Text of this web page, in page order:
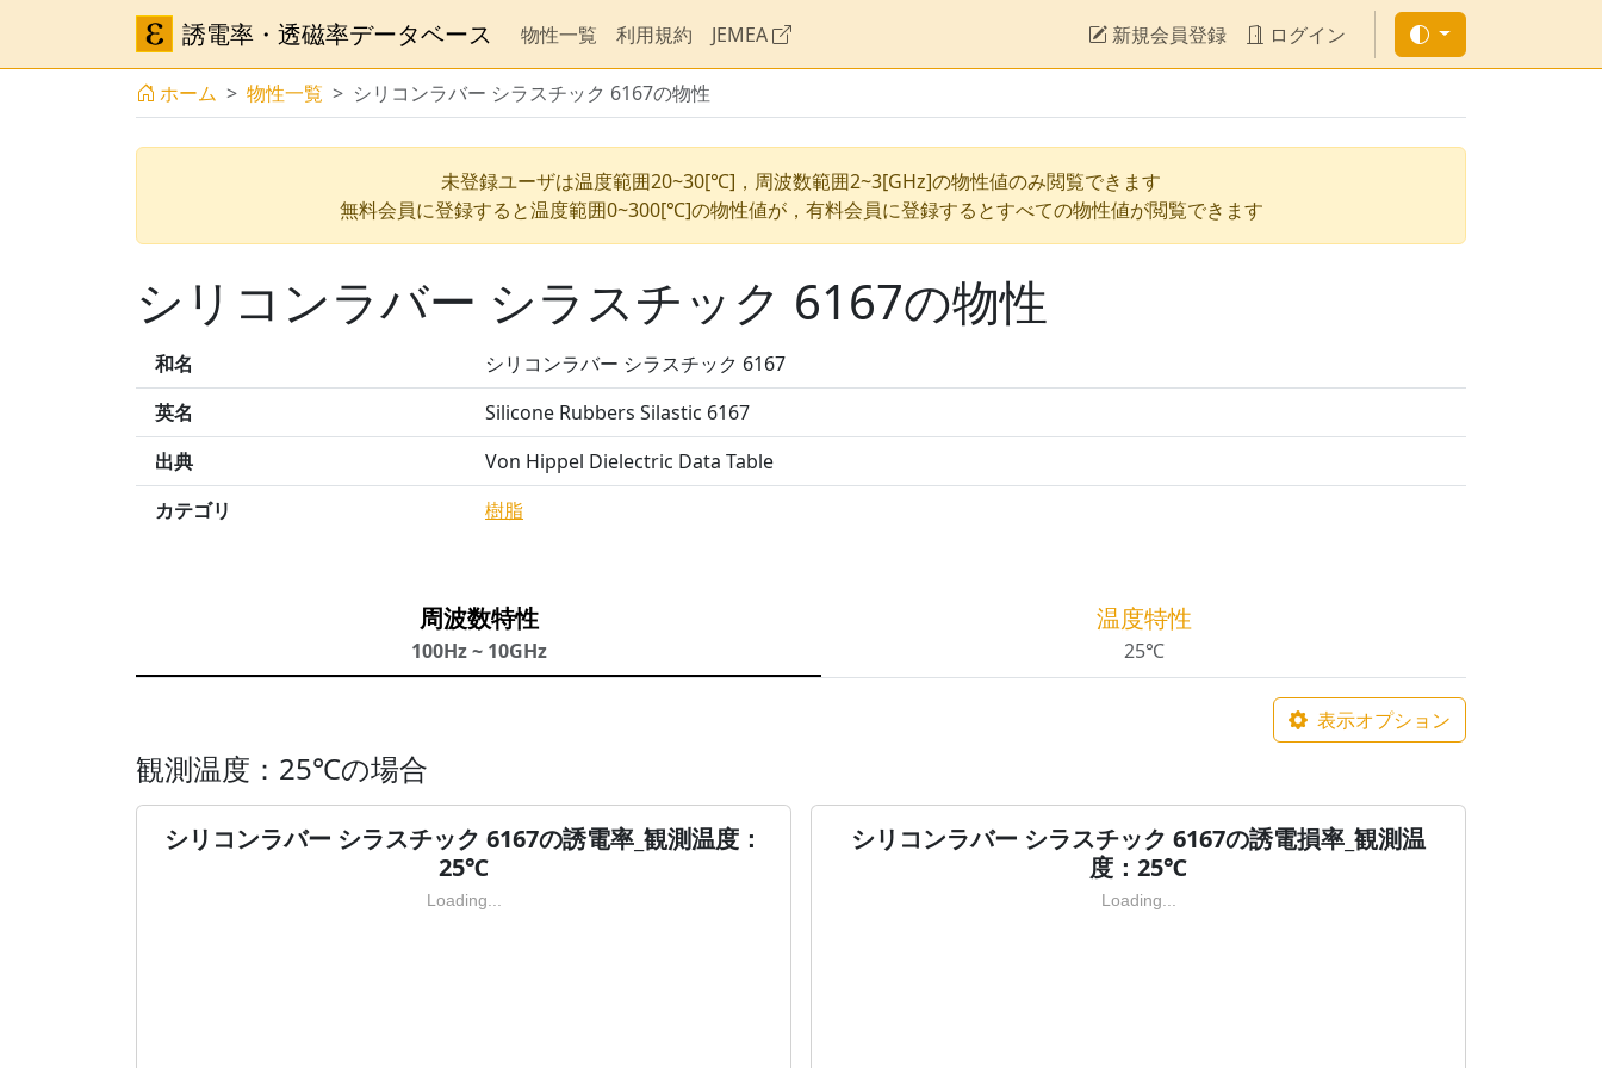
誘電率・透磁率データベース 物性一覧 利用規約 JEMEA 新規会員登録 ログイン
ホーム 物性一覧 シリコンラバー シラスチック 6167の物性
未登録ユーザは温度範囲20~30[℃]，周波数範囲2~3[GHz]の物性値のみ閲覧できます
無料会員に登録すると温度範囲0~300[℃]の物性値が，有料会員に登録するとすべての物性値が閲覧できます
シリコンラバー シラスチック 6167の物性
和名
シリコンラバー シラスチック 6167
英名
Silicone Rubbers Silastic 6167
出典
Von Hippel Dielectric Data Table
カテゴリ
樹脂
周波数特性
100Hz ~ 10GHz
温度特性
25℃
表示オプション
観測温度：25℃の場合
シリコンラバー シラスチック 6167の誘電率_観測温度：
25℃
Loading...
シリコンラバー シラスチック 6167の誘電損率_観測温
度：25℃
Loading...